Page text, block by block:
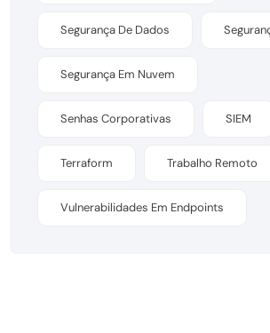
Segurança De Dados
Segurança Em Nuvem
Senhas Corporativas SIEM
Terraform Trabalho Remoto
Vulnerabilidades Em Endpoints